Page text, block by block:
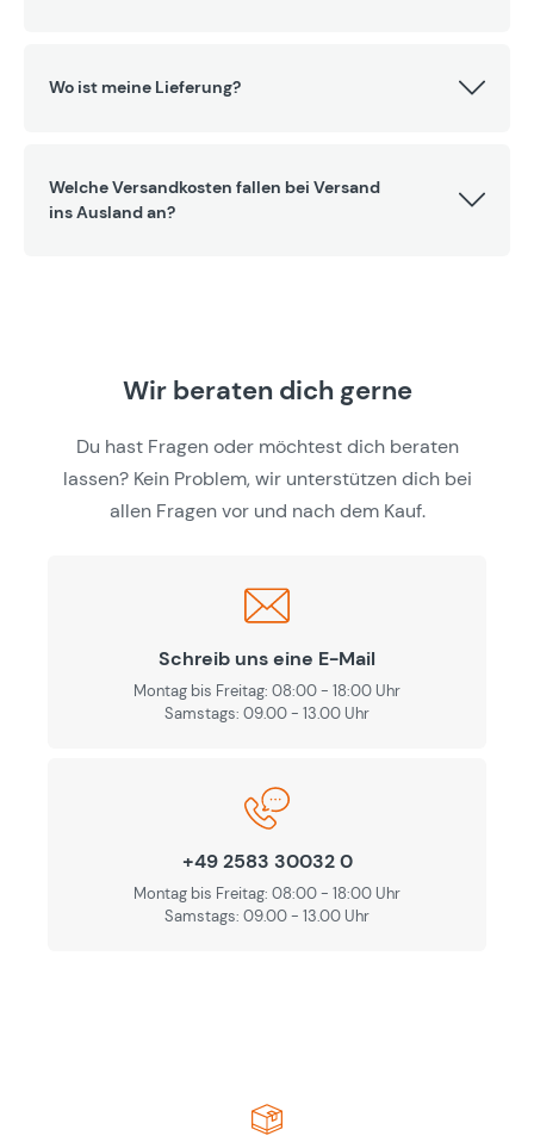
Wo ist meine Lieferung?
Welche Versandkosten fallen bei Versand
ins Ausland an?
Wir beraten dich gerne
Du hast Fragen oder möchtest dich beraten
lassen? Kein Problem, wir unterstützen dich bei
allen Fragen vor und nach dem Kauf.
Schreib uns eine E-Mail
Montag bis Freitag: 08:00 - 18:00 Uhr
Samstags: 09.00 - 13.00 Uhr
+49 2583 30032 0
Montag bis Freitag: 08:00 - 18:00 Uhr
Samstags: 09.00 - 13.00 Uhr